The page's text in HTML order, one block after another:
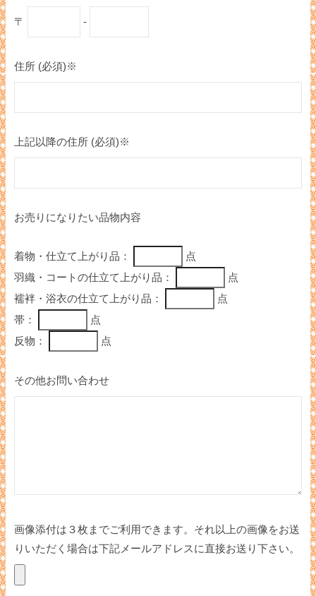
〒 -
住所 (必須)※
上記以降の住所 (必須)※
お売りになりたい品物内容
着物・仕立て上がり品：
点
羽織・コートの仕立て上がり品：
点
襦袢・浴衣の仕立て上がり品：
点
帯：
点
反物：
点
その他お問い合わせ
画像添付は３枚までご利用できます。それ以上の画像をお送
りいただく場合は下記メールアドレスに直接お送り下さい。